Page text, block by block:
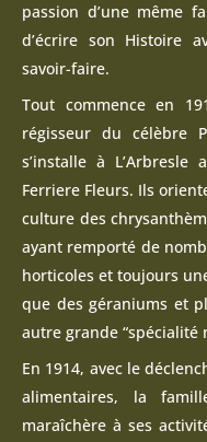
passion d’une même
d’écrire son Histoire
savoir-faire.
Tout commence en
régisseur du célèbre
s’installe à
Ferriere Fleurs. Ils
culture des
ayant remporté de
horticoles et toujours
que des géraniums et
autre grande “spécialité
En 1914, avec le
alimentaires, la
maraîchère à ses